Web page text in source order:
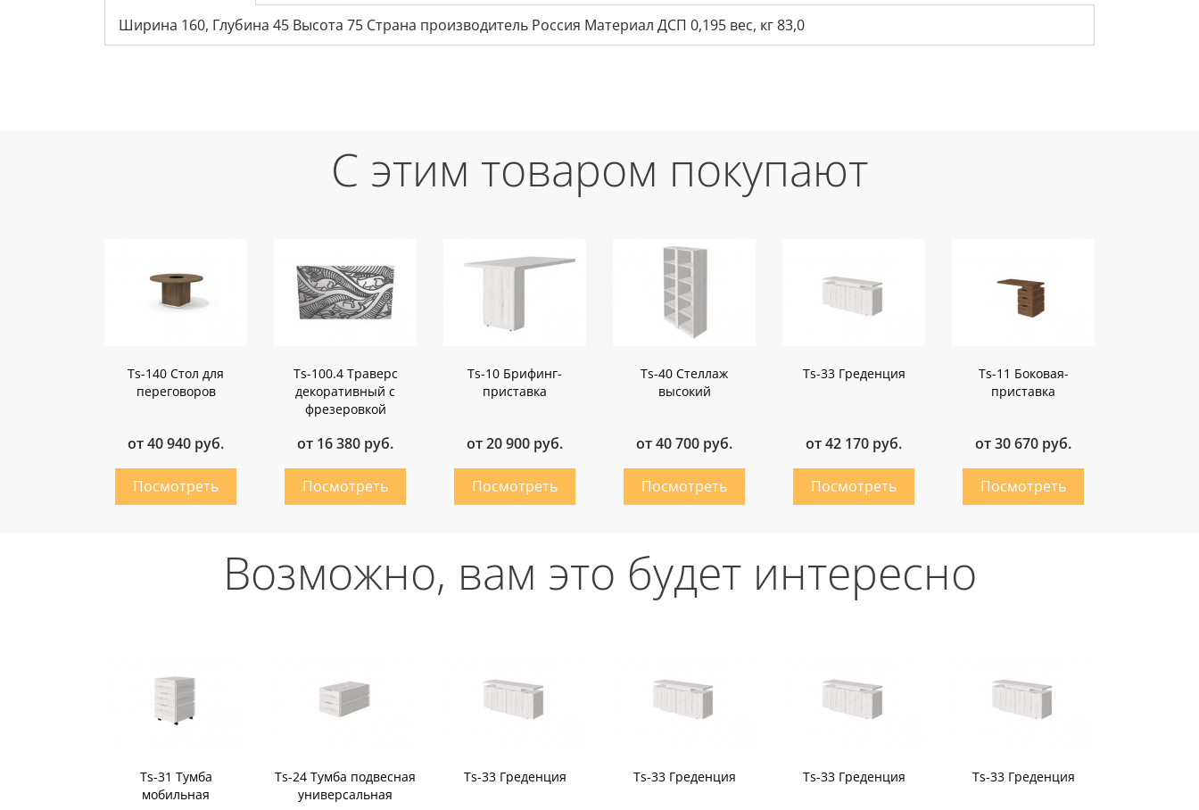
Ширина 160, Глубина 45 Высота 75 Страна производитель Россия Материал ДСП 0,195 вес, кг 83,0
С этим товаром покупают
Ts-140 Стол для
переговоров
от 40 940 руб.
Ts-100.4 Траверс
декоративный с
фрезеровкой
от 16 380 руб.
Ts-10 Брифинг-
приставка
от 20 900 руб.
Ts-40 Стеллаж
высокий
от 40 700 руб.
Ts-33 Греденция
от 42 170 руб.
Ts-11 Боковая-
приставка
от 30 670 руб.
Возможно, вам это будет интересно
Ts-31 Тумба
мобильная
Ts-24 Тумба подвесная
универсальная
Ts-33 Греденция Ts-33 Греденция Ts-33 Греденция Ts-33 Греденция